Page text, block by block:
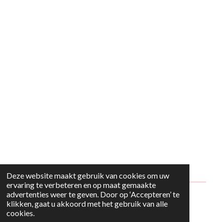
Deze website maakt gebruik van cookies om uw
ervaring te verbeteren en op maat gemaakte
advertenties weer te geven. Door op ‘Accepteren’ te
klikken, gaat u akkoord met het gebruik van alle
cookies.
© 2024 - 2026 Style2Maria
Powered by